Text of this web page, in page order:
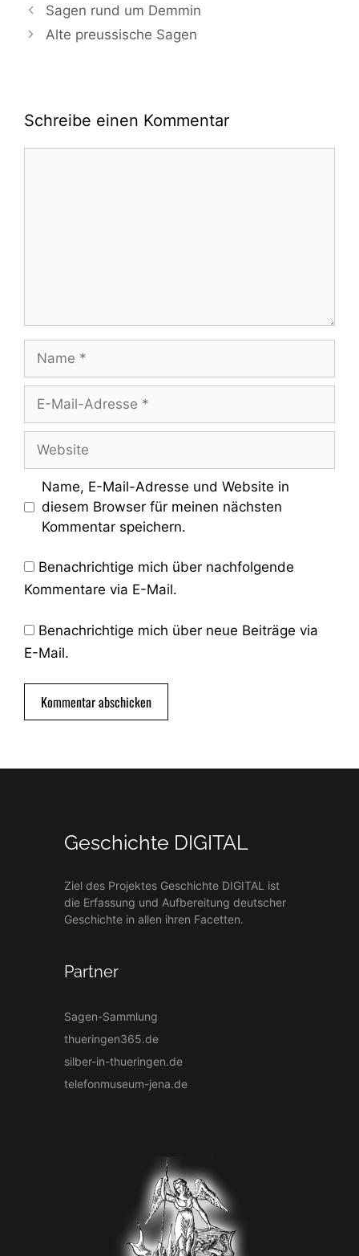
Sagen rund um Demmin
Alte preussische Sagen
Schreibe einen Kommentar
Mail-
Adresse
Name, E-Mail-Adresse und Website in
diesem Browser für meinen nächsten
Kommentar speichern.
Benachrichtige mich über nachfolgende
Kommentare via E-Mail.
Benachrichtige mich über neue Beiträge via
E-Mail.
Geschichte DIGITAL
Ziel des Projektes Geschichte DIGITAL ist
die Erfassung und Aufbereitung deutscher
Geschichte in allen ihren Facetten.
Partner
Sagen-Sammlung
thueringen365.de
silber-in-thueringen.de
telefonmuseum-jena.de